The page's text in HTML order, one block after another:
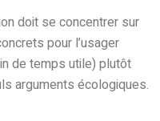
doit se concentrer sur
pour l’usager
de temps utile) plutôt
arguments écologiques.